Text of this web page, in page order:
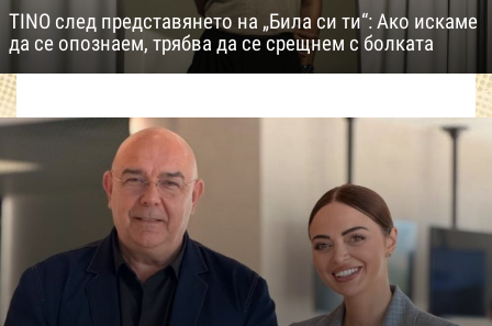
TINO след представянето на „Била си ти“: Ако искаме
да се опознаем, трябва да се срещнем с болката